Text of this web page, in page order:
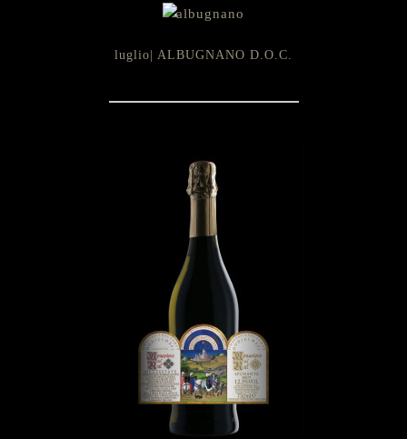
luglio| ALBUGNANO D.O.C.